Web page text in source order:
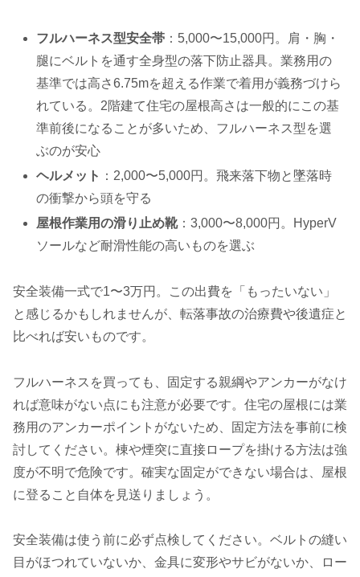
フルハーネス型安全帯 ：5,000〜15,000円。肩・胸・
腿にベルトを通す全身型の落下防止器具。業務用の
基準では高さ6.75mを超える作業で着用が義務づけら
れている。2階建て住宅の屋根高さは一般的にこの基
準前後になることが多いため、フルハーネス型を選
ぶのが安心
ヘルメット ：2,000〜5,000円。飛来落下物と墜落時
の衝撃から頭を守る
屋根作業用の滑り止め靴：3,000〜8,000円。HyperV
ソールなど耐滑性能の高いものを選ぶ
安全装備一式で1〜3万円。この出費を「もったいない」
と感じるかもしれませんが、転落事故の治療費や後遺症と
比べれば安いものです。
フルハーネスを買っても、固定する親綱やアンカーがなけ
れば意味がない点にも注意が必要です。住宅の屋根には業
務用のアンカーポイントがないため、固定方法を事前に検
討してください。棟や煙突に直接ロープを掛ける方法は強
度が不明で危険です。確実な固定ができない場合は、屋根
に登ること自体を見送りましょう。
安全装備は使う前に必ず点検してください。ベルトの縫い
目がほつれていないか、金具に変形やサビがないか、ロー